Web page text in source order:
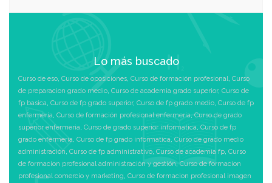
Lo más buscado
Curso de eso, Curso de oposiciones, Curso de formación profesional, Curso
de preparacion grado medio, Curso de academia grado superior, Curso de
fp basica, Curso de fp grado superior, Curso de fp grado medio, Curso de fp
enfermeria, Curso de formación profesional enfermeria,Curso de grado
superior enfermeria, Curso de grado superior informatica, Curso de fp
grado enfermeria, Curso de fp grado informatica, Curso de grado medio
administración, Curso de fp administrativo, Curso de academia fp, Curso
de formacion profesional administración y gestión,Curso de formacion
profesional comercio y marketing, Curso de formacion profesional imagen